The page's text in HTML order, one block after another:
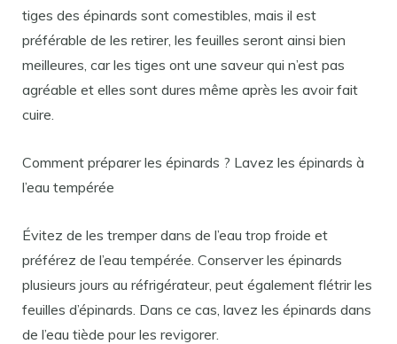
tiges des épinards sont comestibles, mais il est
préférable de les retirer, les feuilles seront ainsi bien
meilleures, car les tiges ont une saveur qui n’est pas
agréable et elles sont dures même après les avoir fait
cuire.
Comment préparer les épinards ? Lavez les épinards à
l’eau tempérée
Évitez de les tremper dans de l’eau trop froide et
préférez de l’eau tempérée. Conserver les épinards
plusieurs jours au réfrigérateur, peut également flétrir les
feuilles d’épinards. Dans ce cas, lavez les épinards dans
de l’eau tiède pour les revigorer.